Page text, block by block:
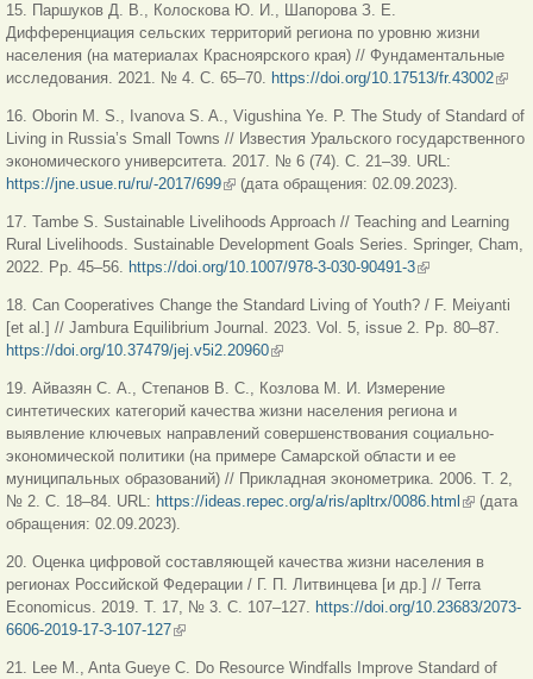
15. Паршуков Д. В., Колоскова Ю. И., Шапорова З. Е.
Дифференциация сельских территорий региона по уровню жизни
населения (на материалах Красноярского края) // Фундаментальные
исследования. 2021. № 4. С. 65–70. https://doi.org/10.17513/fr.43002
16. Oborin M. S., Ivanova S. A., Vigushina Ye. P. The Study of Standard of
Living in Russia’s Small Towns // Известия Уральского государственного
экономического университета. 2017. № 6 (74). С. 21–39. URL:
https://jne.usue.ru/ru/-2017/699(внешняя ссылка)
(дата обращения: 02.09.2023).
17. Tambe S. Sustainable Livelihoods Approach // Teaching and Learning
Rural Livelihoods. Sustainable Development Goals Series. Springer, Cham,
2022. Pp. 45‒56. https://doi.org/10.1007/978-3-030-90491-3(внешняя
18. Can Cooperatives Change the Standard Living of Youth? / F. Meiyanti
[et al.] // Jambura Equilibrium Journal. 2023. Vol. 5, issue 2. Pp. 80‒87.
https://doi.org/10.37479/jej.v5i2.20960(внешняя ссылка)
19. Айвазян С. А., Степанов В. С., Козлова М. И. Измерение
синтетических категорий качества жизни населения региона и
выявление ключевых направлений совершенствования социально-
экономической политики (на примере Самарской области и ее
муниципальных образований) // Прикладная эконометрика. 2006. Т. 2,
№ 2. С. 18–84. URL: https://ideas.repec.org/a/ris/apltrx/0086.html (внешняя
(дата
обращения: 02.09.2023).
20. Оценка цифровой составляющей качества жизни населения в
регионах Российской Федерации / Г. П. Литвинцева [и др.] // Terra
Economicus. 2019. Т. 17, № 3. С. 107–127. https://doi.org/10.23683/2073-
6606-2019-17-3-107-127(внешняя ссылка)
21. Lee M., Anta Gueye C. Do Resource Windfalls Improve Standard of